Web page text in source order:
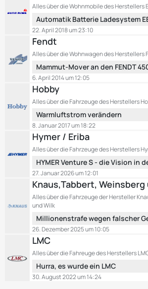
e
ä
g
e
t
B
e
ä
g
e
Alles über die Wohnmobile des Herstellers
e
t
z
t
B
e
ä
g
e
Automatik Batterie Ladesystem
22. April 2018 um 23:10
Fendt
Alles über die Wohnwagen des Herstellers
e
t
z
t
B
e
ä
g
e
Mammut-Mover an den FENDT
6. April 2014 um 12:05
Hobby
Alles über die Fahrzeuge des Herstellers
e
t
z
t
B
e
t
g
e
Warmluftstrom verändern
8. Januar 2017 um 18:22
Hymer / Eriba
Alles über die Fahrzeuge des Herstellers
e
t
z
t
e
e
i
t
g
HYMER Venture S - die Vision in
27. Januar 2026 um 12:01
Knaus,Tabbert, Weinsberg
Alles über die Fahrzeuge der Hersteller
und Wilk
e
t
z
t
B
Millionenstrafe wegen falscher
26. Dezember 2025 um 10:05
LMC
Alles über die Fahreuge des Herstellers
e
Hurra, es wurde ein LMC
30. August 2022 um 14:24